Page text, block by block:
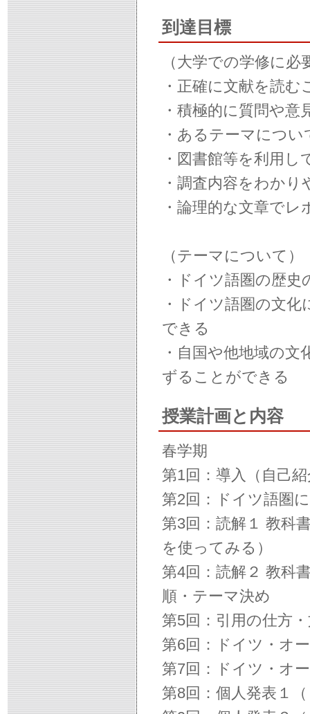
到達目標
（大学での学修に
・正確に文献を読
・積極的に質問や
・あるテーマにつ
・図書館等を利用
・調査内容をわか
・論理的な文章で
（テーマについて）
・ドイツ語圏の歴
・ドイツ語圏の文
できる
・自国や他地域の
ずることができる
授業計画と内容
春学期
第1回：導入（自己
第2回：ドイツ語圏
第3回：読解１ 教科
を使ってみる）
第4回：読解２ 教科
順・テーマ決め
第5回：引用の仕方
第6回：ドイツ・オ
第7回：ドイツ・オ
第8回：個人発表１